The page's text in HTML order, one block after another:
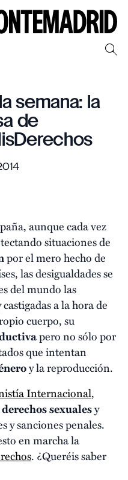
semana: la
de
aunque cada vez
situaciones de
por el mero hecho de
las desigualdades se
del mundo las
a la hora de
cuerpo, su
pero no sólo por
que intentan
y la reproducción.
Internacional,
derechos sexualesy
y sanciones penales.
en marcha la
. ¿Queréis saber